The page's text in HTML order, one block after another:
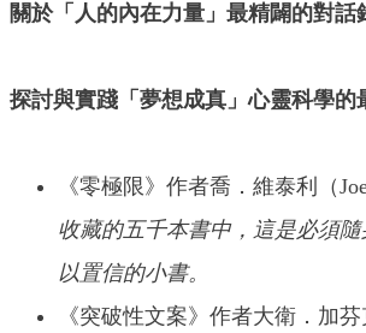
關於「人的內在力量」最精闢的對話
探討與實踐「夢想成真」心靈科學的
《零極限》作者喬．維泰利（
收藏的五千本書中，這是必須
以置信的小書。
《突破性文案》作者大衛．加